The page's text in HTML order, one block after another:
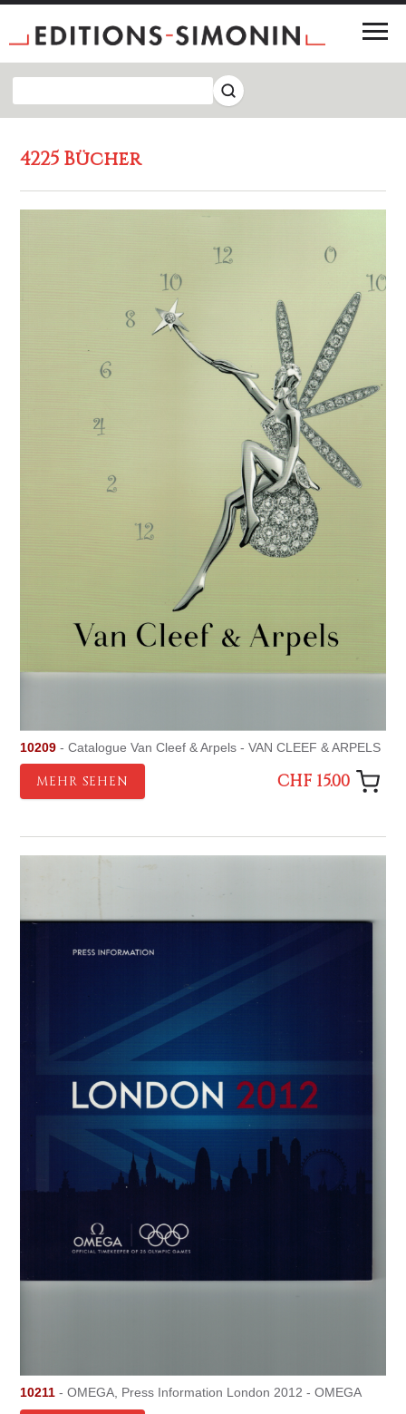
4225 Bücher
10209 - Catalogue Van Cleef & Arpels - VAN CLEEF & ARPELS
MEHR SEHEN CHF 15.00
10211 - OMEGA, Press Information London 2012 - OMEGA